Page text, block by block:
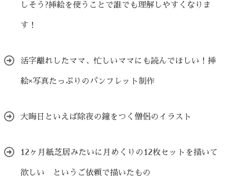
しそう?挿絵を使うことで誰でも理解しやすくなりま
す！
活字離れしたママ、忙しいママにも読んでほしい！挿
絵×写真たっぷりのパンフレット制作
大晦日といえば除夜の鐘をつく僧侶のイラスト
12ヶ月紙芝居みたいに月めくりの12枚セットを描いて
欲しい というご依頼で描いたもの